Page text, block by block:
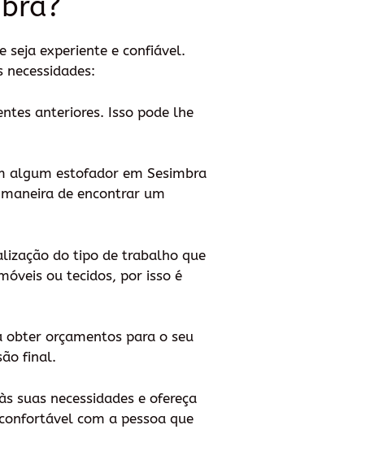
seja experiente e confiável.
anteriores. Isso pode lhe
algum estofador em Sesimbra
de encontrar um
do tipo de trabalho que
ou tecidos, por isso é
obter orçamentos para o seu
final.
suas necessidades e ofereça
com a pessoa que